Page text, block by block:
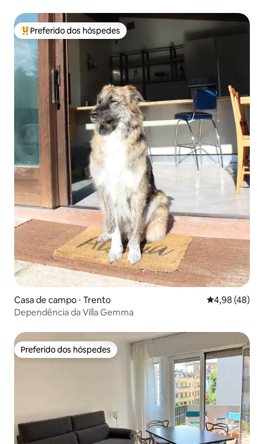
Entre os melhores preferidos dos hóspedes
Preferido dos hóspedes
Casa de campo ⋅ Trento 4,98 de uma
4,98 (48)
Dependência da Villa Gemma
Preferido dos hóspedes
Preferido dos hóspedes